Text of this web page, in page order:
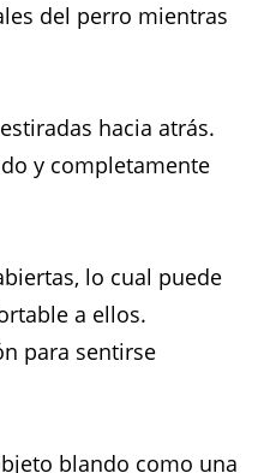
del perro mientras
hacia atrás.
y completamente
lo cual puede
a ellos.
para sentirse
blando como una